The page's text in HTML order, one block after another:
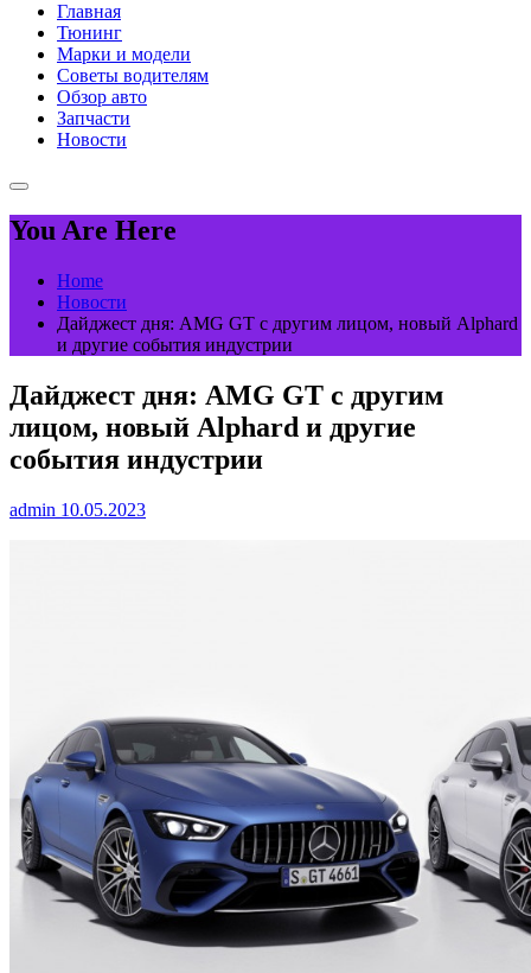
Главная
Тюнинг
Марки и модели
Советы водителям
Обзор авто
Запчасти
Новости
You Are Here
Home
Новости
Дайджест дня: AMG GT с другим лицом, новый Alphard
и другие события индустрии
Дайджест дня: AMG GT с другим
лицом, новый Alphard и другие
события индустрии
admin 10.05.2023